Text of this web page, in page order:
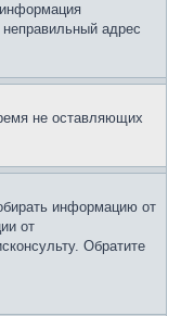
адрес
не оставляющих
информацию от
от
Обратите